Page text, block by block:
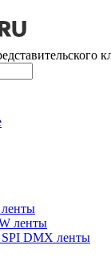
ленты
DMX ленты